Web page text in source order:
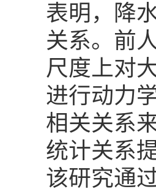
表明，降
关系。前
尺度上对
进行动力
相关关系
统计关系
该研究通